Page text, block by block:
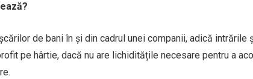
de bani în și din cadrul unei companii, adică
pe hârtie, dacă nu are lichiditățile necesare pentru a